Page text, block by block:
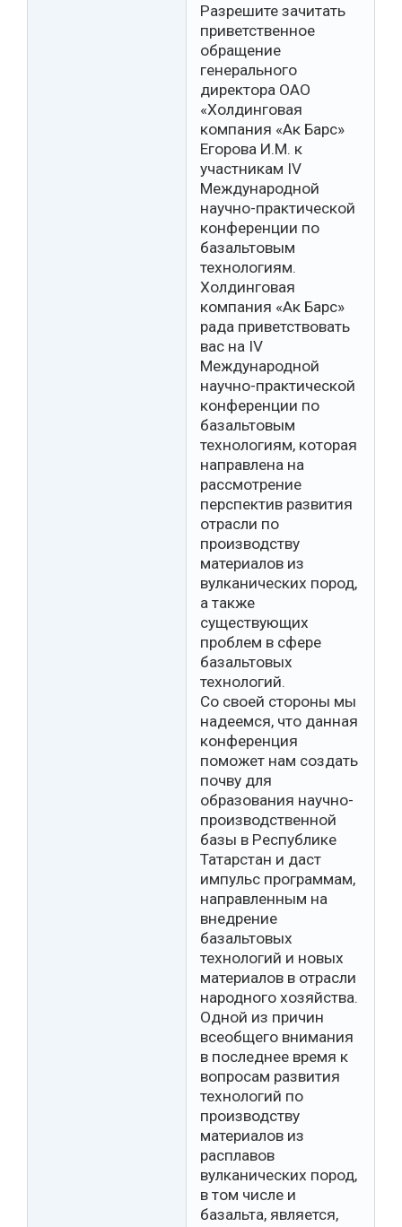
Разрешите зачитать
приветственное
обращение
генерального
директора ОАО
«Холдинговая
компания «Ак Барс»
Егорова И.М. к
участникам IV
Международной
научно-практической
конференции по
базальтовым
технологиям.
Холдинговая
компания «Ак Барс»
рада приветствовать
вас на IV
Международной
научно-практической
конференции по
базальтовым
технологиям, которая
направлена на
рассмотрение
перспектив развития
отрасли по
производству
материалов из
вулканических пород,
а также
существующих
проблем в сфере
базальтовых
технологий.
Со своей стороны мы
надеемся, что данная
конференция
поможет нам создать
почву для
образования научно-
производственной
базы в Республике
Татарстан и даст
импульс программам,
направленным на
внедрение
базальтовых
технологий и новых
материалов в отрасли
народного хозяйства.
Одной из причин
всеобщего внимания
в последнее время к
вопросам развития
технологий по
производству
материалов из
расплавов
вулканических пород,
в том числе и
базальта, является,